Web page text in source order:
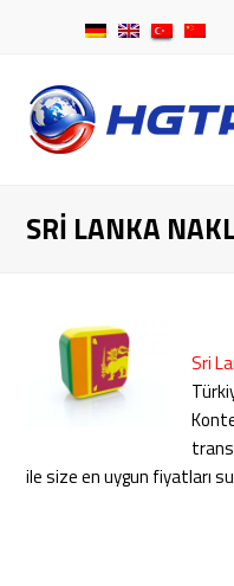
SRI LANKA
Sri
trans
ile size en uygun fiyatları